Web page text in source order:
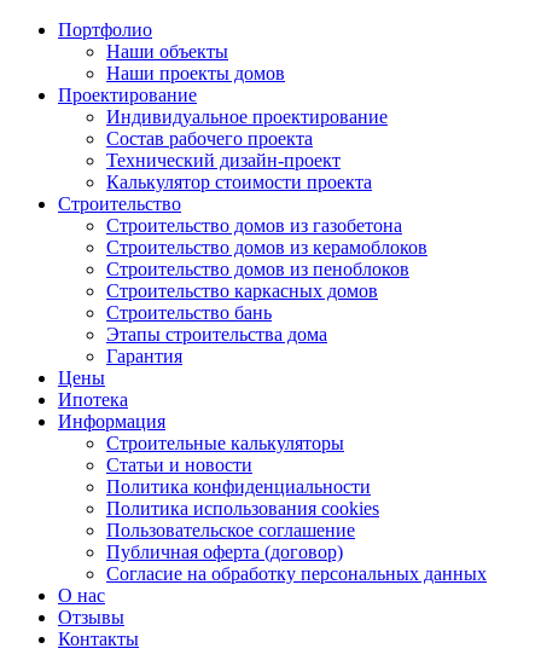
Портфолио
Наши объекты
Наши проекты домов
Проектирование
Индивидуальное проектирование
Состав рабочего проекта
Технический дизайн-проект
Калькулятор стоимости проекта
Строительство
Строительство домов из газобетона
Строительство домов из керамоблоков
Строительство домов из пеноблоков
Строительство каркасных домов
Строительство бань
Этапы строительства дома
Гарантия
Цены
Ипотека
Информация
Строительные калькуляторы
Статьи и новости
Политика конфиденциальности
Политика использования cookies
Пользовательское соглашение
Публичная оферта (договор)
Согласие на обработку персональных данных
О нас
Отзывы
Контакты